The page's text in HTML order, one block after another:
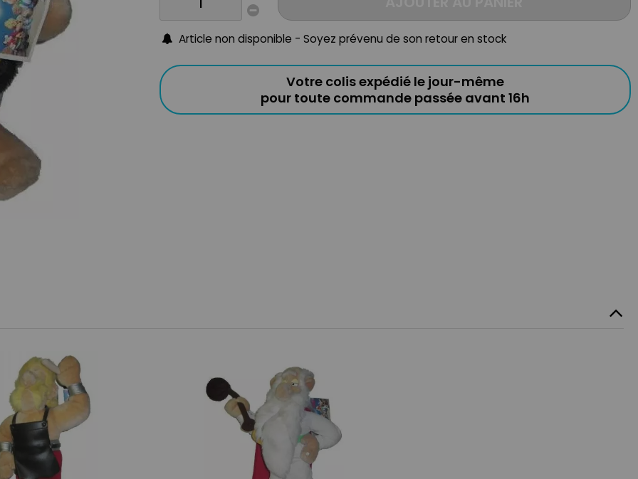
Article non disponible - Soyez prévenu de son retour en stock
Votre colis expédié le jour-même
pour toute commande passée avant 16h